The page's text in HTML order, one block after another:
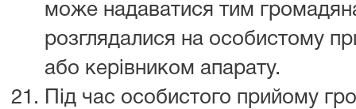
може надаватися тим
розглядалися на особистому
або керівником апарату.
Під час особистого прийому